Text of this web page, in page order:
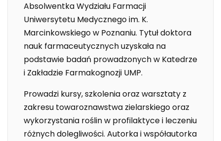
Absolwentka Wydziału Farmacji
Uniwersytetu Medycznego im. K.
Marcinkowskiego w Poznaniu. Tytuł doktora
nauk farmaceutycznych uzyskała na
podstawie badań prowadzonych w Katedrze
i Zakładzie Farmakognozji UMP.
Prowadzi kursy, szkolenia oraz warsztaty z
zakresu towaroznawstwa zielarskiego oraz
wykorzystania roślin w profilaktyce i leczeniu
różnych dolegliwości. Autorka i współautorka